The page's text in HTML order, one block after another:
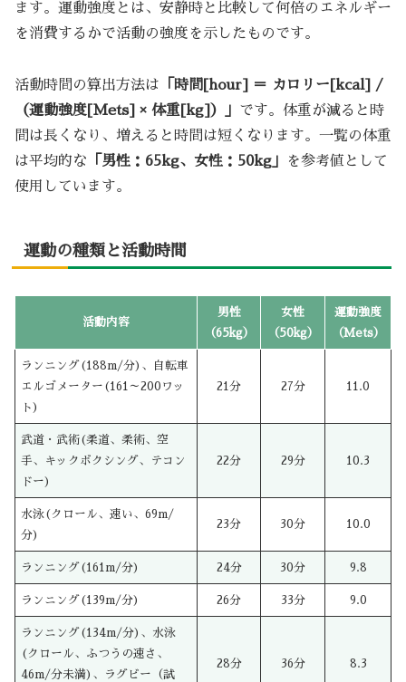
ます。運動強度とは、安静時と比較して何倍のエネルギー
を消費するかで活動の強度を示したものです。
活動時間の算出方法は 「時間[hour] ＝ カロリー[kcal] /
（運動強度[Mets] × 体重[kg]）」 です。体重が減ると時
間は長くなり、増えると時間は短くなります。一覧の体重
は平均的な 「男性：65kg、女性：50kg」
を参考値として
使用しています。
運動の種類と活動時間
活動内容
男性
（65kg）
女性
（50kg）
運動強度
（Mets）
ランニング(188m/分)、自転車
エルゴメーター(161～200ワッ
ト)
21分 27分 11.0
武道・武術(柔道、柔術、空
手、キックボクシング、テコン
ドー)
22分 29分 10.3
水泳(クロール、速い、69m/
分)
23分 30分 10.0
ランニング(161m/分) 24分 30分 9.8
ランニング(139m/分) 26分 33分 9.0
ランニング(134m/分)、水泳
(クロール、ふつうの速さ、
46m/分未満)、ラグビー（試
28分 36分 8.3